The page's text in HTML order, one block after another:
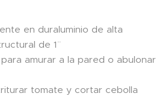
en duraluminio de alta
de 1¨
amurar a la pared o abulonar
tomate y cortar cebolla